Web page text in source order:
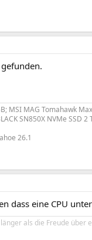
MSI MAG Tomahawk
SN850X NVMe SSD
26.1
dass eine CPU
als die Freude über